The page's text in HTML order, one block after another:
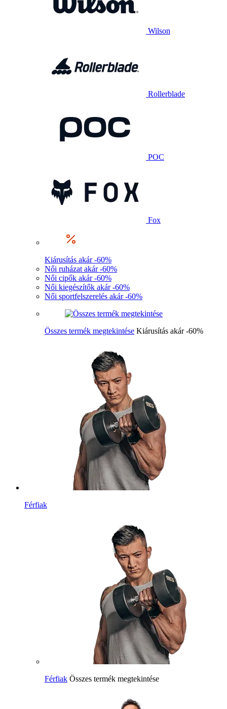
Wilson
Rollerblade
POC
Fox
Kiárusítás akár -60%
Női ruházat akár -60%
Női cipők akár -60%
Női kiegészítők akár -60%
Női sportfelszerelés akár -60%
Összes termék megtekintése Kiárusítás akár -60%
Férfiak
Férfiak Összes termék megtekintése